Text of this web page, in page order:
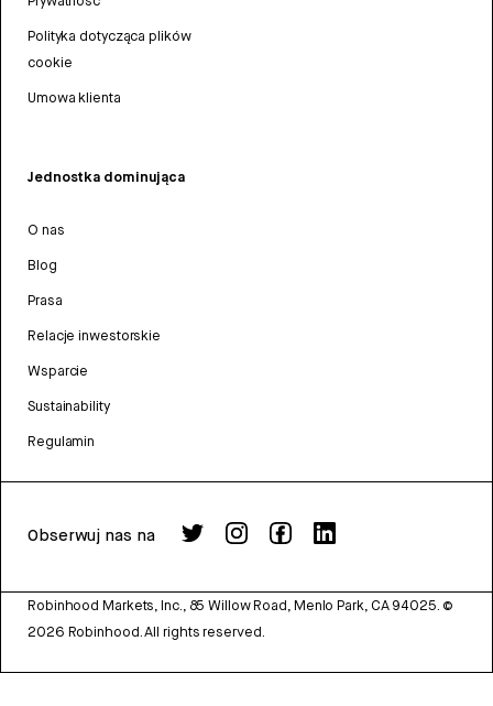
Polityka dotycząca plików
cookie
Umowa klienta
Jednostka dominująca
O nas
Blog
Prasa
Relacje inwestorskie
Wsparcie
Sustainability
Regulamin
Obserwuj nas na
Robinhood Markets, Inc., 85 Willow Road, Menlo Park, CA 94025. ©
2026 Robinhood. All rights reserved.